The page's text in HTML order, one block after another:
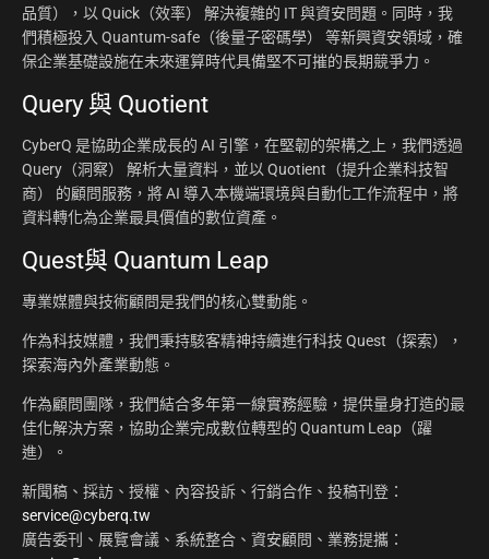
品質），以 Quick（效率） 解決複雜的 IT 與資安問題。同時，我
們積極投入 Quantum-safe（後量子密碼學） 等新興資安領域，確
保企業基礎設施在未來運算時代具備堅不可摧的長期競爭力。
Query 與 Quotient
CyberQ 是協助企業成長的 AI 引擎，在堅韌的架構之上，我們透過
Query（洞察） 解析大量資料，並以 Quotient（提升企業科技智
商） 的顧問服務，將 AI 導入本機端環境與自動化工作流程中，將
資料轉化為企業最具價值的數位資產。
Quest與 Quantum Leap
專業媒體與技術顧問是我們的核心雙動能。
作為科技媒體，我們秉持駭客精神持續進行科技 Quest（探索），
探索海內外產業動態。
作為顧問團隊，我們結合多年第一線實務經驗，提供量身打造的最
佳化解決方案，協助企業完成數位轉型的 Quantum Leap（躍
進）。
新聞稿、採訪、授權、內容投訴、行銷合作、投稿刊登：
service@cyberq.tw
廣告委刊、展覽會議、系統整合、資安顧問、業務提攜：